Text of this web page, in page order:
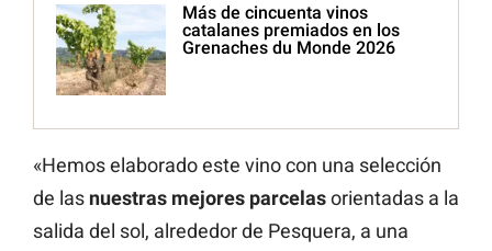
Más de cincuenta vinos
catalanes premiados en los
Grenaches du Monde 2026
«Hemos elaborado este vino con una selección
de las nuestras mejores parcelasorientadas a la
salida del sol, alrededor de Pesquera, a una